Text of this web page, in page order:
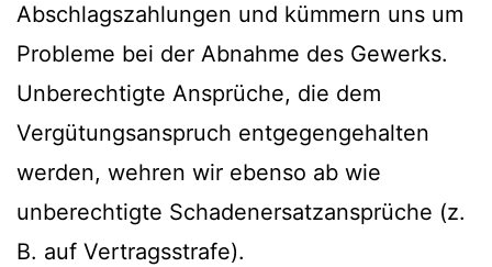
Abschlagszahlungen und kümmern uns um
Probleme bei der Abnahme des Gewerks.
Unberechtigte Ansprüche, die dem
Vergütungsanspruch entgegengehalten
werden, wehren wir ebenso ab wie
unberechtigte Schadenersatzansprüche (z.
B. auf Vertragsstrafe).